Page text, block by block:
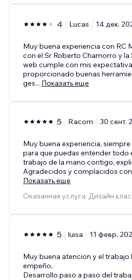
4 Lucas 14 дек.
Muy buena experiencia con RC
con el Sr Roberto Chamorro y la
web cumple con mis
proporcionado buenas
ges... Показать еще
5 Racom 30 сент.
Muy buena experiencia,
para que puedas entender todo
trabajo de la mano contigo,
Agradecidos y complacidos
Показать еще
Оказанная услуга: Дизайн
5 luisa 11 февр.
Muy buena atencion y el
empeño,
Desarrollo paso a paso del